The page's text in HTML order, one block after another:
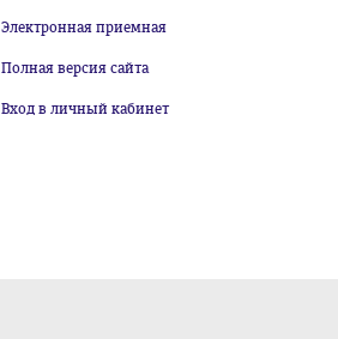
Электронная приемная
Полная версия сайта
Вход в личный кабинет